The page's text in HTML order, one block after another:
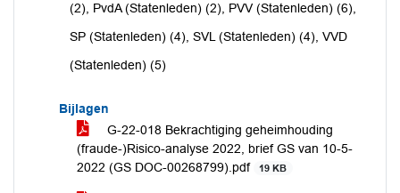
(2), PvdA (Statenleden) (2), PVV (Statenleden) (6),
SP (Statenleden) (4), SVL (Statenleden) (4), VVD
(Statenleden) (5)
Bijlagen
G-22-018 Bekrachtiging geheimhouding
(fraude-)Risico-analyse 2022, brief GS van 10-5-
2022 (GS DOC-00268799).pdf
19 KB